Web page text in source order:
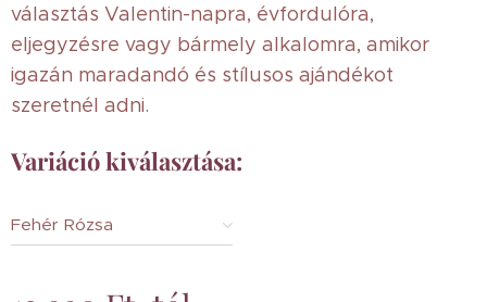
választás Valentin-napra, évfordulóra,
eljegyzésre vagy bármely alkalomra, amikor
igazán maradandó és stílusos ajándékot
szeretnél adni.
Variáció kiválasztása:
Fehér Rózsa